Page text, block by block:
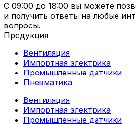
С 09:00 до 18:00 вы можете
и получить ответы на любые
вопросы.
Продукция
Вентиляция
Импортная электрика
Промышленные датчики
Пневматика
Вентиляция
Импортная электрика
Промышленные датчики